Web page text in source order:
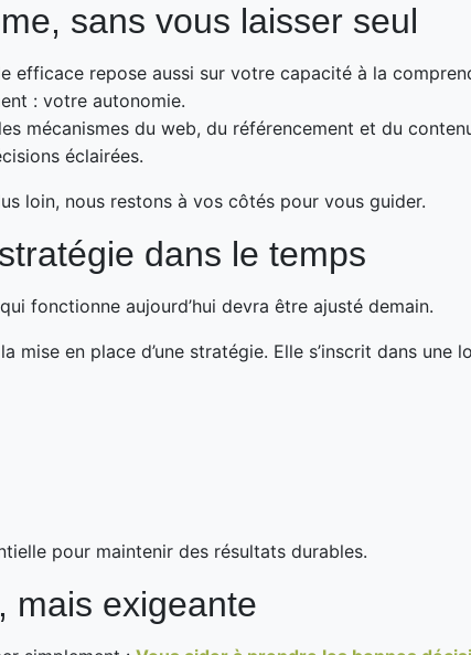
sans vous laisser seul
efficace repose aussi sur votre capacité à la
: votre autonomie.
mécanismes du web, du référencement et du
éclairées.
loin, nous restons à vos côtés pour vous guider.
dans le temps
fonctionne aujourd’hui devra être ajusté demain.
mise en place d’une stratégie. Elle s’inscrit dans une
pour maintenir des résultats durables.
mais exigeante